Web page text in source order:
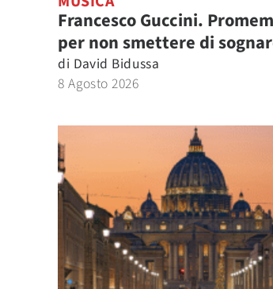
Francesco Guccini.
per non smettere di
di David Bidussa
8 Agosto 2026